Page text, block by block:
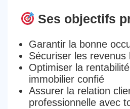
Ses objectifs
Garantir la bonne
Sécuriser les revenus
Optimiser la rentabilité
immobilier confié
Assurer la relation
professionnelleavec